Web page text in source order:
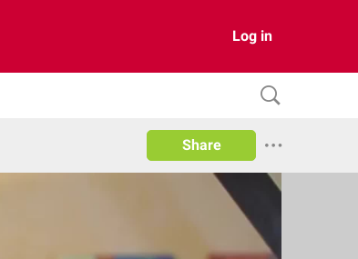
Log in
Share